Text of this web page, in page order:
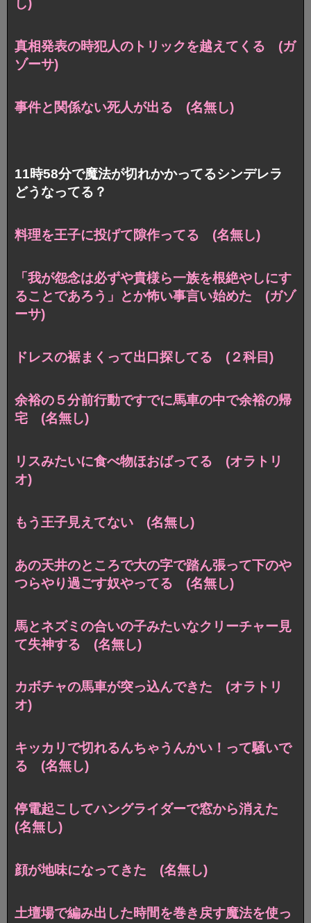
し)
真相発表の時犯人のトリックを越えてくる (ガ
ゾーサ)
事件と関係ない死人が出る (名無し)
11時58分で魔法が切れかかってるシンデレラ
どうなってる？
料理を王子に投げて隙作ってる (名無し)
「我が怨念は必ずや貴様ら一族を根絶やしにす
ることであろう」とか怖い事言い始めた (ガゾ
ーサ)
ドレスの裾まくって出口探してる (２科目)
余裕の５分前行動ですでに馬車の中で余裕の帰
宅 (名無し)
リスみたいに食べ物ほおばってる (オラトリ
オ)
もう王子見えてない (名無し)
あの天井のところで大の字で踏ん張って下のや
つらやり過ごす奴やってる (名無し)
馬とネズミの合いの子みたいなクリーチャー見
て失神する (名無し)
カボチャの馬車が突っ込んできた (オラトリ
オ)
キッカリで切れるんちゃうんかい！って騒いで
る (名無し)
停電起こしてハングライダーで窓から消えた
(名無し)
顔が地味になってきた (名無し)
土壇場で編み出した時間を巻き戻す魔法を使っ